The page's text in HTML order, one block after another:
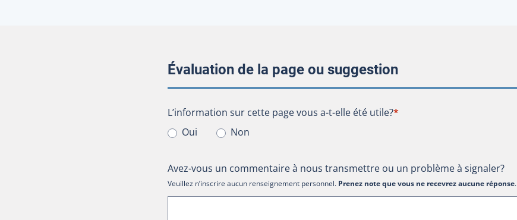
Évaluation de la page ou suggestion
L’information sur cette page vous a-t-elle été utile?
L’information sur cette page vous a-t-elle été utile?*
Oui
Non
Avez-vous un commentaire à nous transmettre ou un problème à signaler?
Veuillez n’inscrire aucun renseignement personnel. Prenez note que vous ne recevrez aucune réponse.